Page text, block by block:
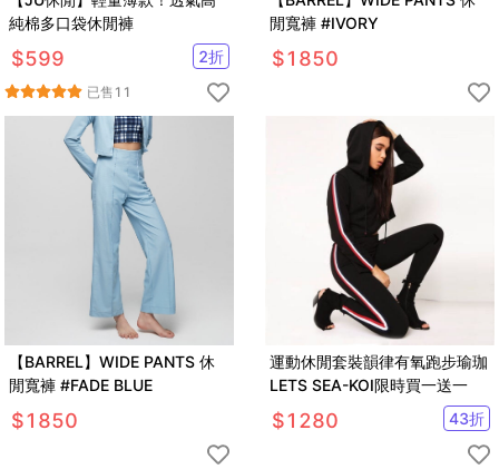
純棉多口袋休閒褲
$599 2折
已售 11
閒寬褲 #IVORY
$1850
【BARREL】WIDE PANTS 休
閒寬褲 #FADE BLUE
$1850
運動休閒套裝韻律有氧跑步瑜珈
LETS SEA-KOI限時買一送一
$1280 43折